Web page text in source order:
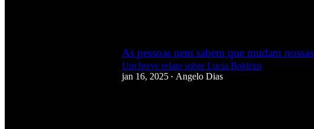
As pessoas nem sabem que mudam
Um breve relato sobre Lucia Boldrini
jan 16, 2025 • Angelo Dias